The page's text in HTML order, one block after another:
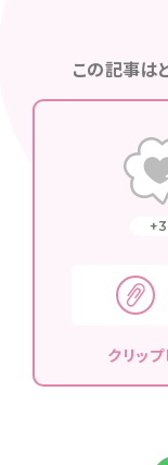
この記事は
3
クリッ